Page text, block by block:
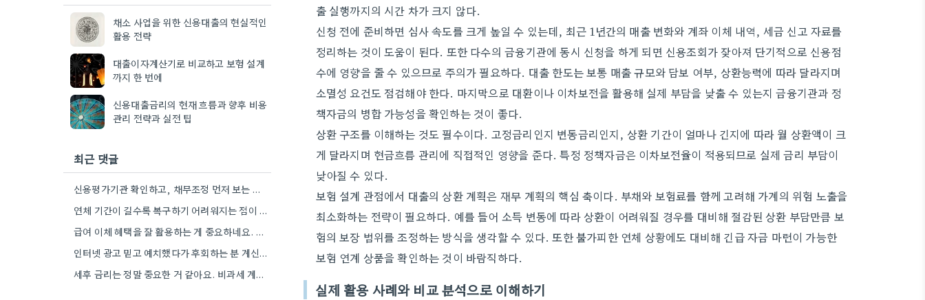
출 실행까지의 시간 차가 크지 않다.
신청 전에 준비하면 심사 속도를 크게 높일 수 있는데, 최근 1년간의 매출 변화와 계좌 이체 내역, 세금 신고 자료를
정리하는 것이 도움이 된다. 또한 다수의 금융기관에 동시 신청을 하게 되면 신용조회가 잦아져 단기적으로 신용점
수에 영향을 줄 수 있으므로 주의가 필요하다. 대출 한도는 보통 매출 규모와 담보 여부, 상환능력에 따라 달라지며
소멸성 요건도 점검해야 한다. 마지막으로 대환이나 이차보전을 활용해 실제 부담을 낮출 수 있는지 금융기관과 정
책자금의 병합 가능성을 확인하는 것이 좋다.
상환 구조를 이해하는 것도 필수이다. 고정금리인지 변동금리인지, 상환 기간이 얼마나 긴지에 따라 월 상환액이 크
게 달라지며 현금흐름 관리에 직접적인 영향을 준다. 특정 정책자금은 이차보전율이 적용되므로 실제 금리 부담이
낮아질 수 있다.
보험 설계 관점에서 대출의 상환 계획은 재무 계획의 핵심 축이다. 부채와 보험료를 함께 고려해 가계의 위험 노출을
최소화하는 전략이 필요하다. 예를 들어 소득 변동에 따라 상환이 어려워질 경우를 대비해 절감된 상환 부담만큼 보
험의 보장 범위를 조정하는 방식을 생각할 수 있다. 또한 불가피한 연체 상황에도 대비해 긴급 자금 마련이 가능한
보험 연계 상품을 확인하는 것이 바람직하다.
실제 활용 사례와 비교 분석으로 이해하기
채소 사업을 위한 신용대출의 현실적인
활용 전략
대출이자계산기로 비교하고 보험 설계
까지 한 번에
신용대출금리의 현재 흐름과 향후 비용
관리 전략과 실전 팁
최근 댓글
신용평가기관 확인하고, 채무조정 먼저 보는 게 현실적으로 훨씬 좋겠네요.
연체 기간이 길수록 복구하기 어려워지는 점이 특히 와닿네요. 신용회복위원회 상담받아보는 것도 좋은 방법일 것 같아요.
급여 이체 혜택을 잘 활용하는 게 중요하네요. 제가 은행별로 이체 횟수를 비교해보고는 했는데, 차이가 꽤…
인터넷 광고 믿고 예치했다가 후회하는 분 계신 것 보니, 금리 변동 진짜 빠르게 돌아간다는 걸…
세후 금리는 정말 중요한 거 같아요. 비과세 계좌도 고려해야 할 요소인데, 실제 수령액 계산을 해보니…